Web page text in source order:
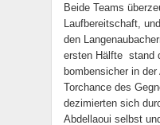
Beide Teams
Laufbereitschaft,
den
ersten Hälfte stand
bombensicher in
Torchance des
dezimierten sich
Abdellaoui selbst